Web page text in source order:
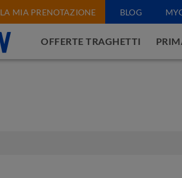
LA MIA PRENOTAZIONE BLOG
OFFERTE TRAGHETTI